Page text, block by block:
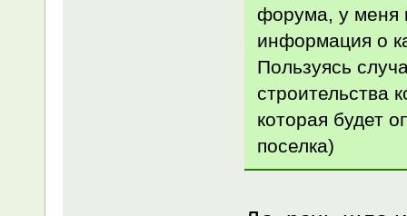
форума, у меня
информация о
Пользуясь
строительства
которая будет
поселка)